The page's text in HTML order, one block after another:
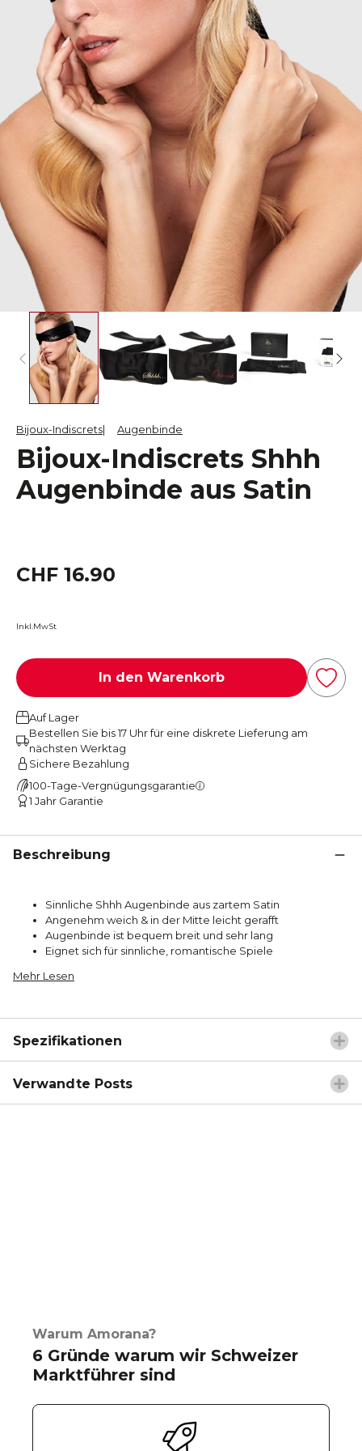
Bijoux-Indiscrets Augenbinde
Bijoux-Indiscrets Shhh
Augenbinde aus Satin
CHF 16.90
Inkl.MwSt
In den Warenkorb
Auf Lager
Bestellen Sie bis 17 Uhr für eine diskrete Lieferung am
nächsten Werktag
Sichere Bezahlung
100-Tage-Vergnügungsgarantie
1 Jahr Garantie
Beschreibung
Sinnliche Shhh Augenbinde aus zartem Satin
Angenehm weich & in der Mitte leicht gerafft
Augenbinde ist bequem breit und sehr lang
Eignet sich für sinnliche, romantische Spiele
Mehr Lesen
Spezifikationen
Verwandte Posts
Warum Amorana?
6 Gründe warum wir Schweizer
Marktführer sind